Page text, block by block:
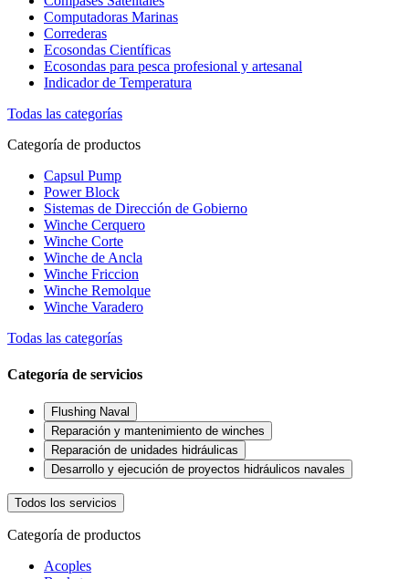
Computadoras Marinas
Correderas
Ecosondas Científicas
Ecosondas para pesca profesional y artesanal
Indicador de Temperatura
Todas las categorías
Categoría de productos
Capsul Pump
Power Block
Sistemas de Dirección de Gobierno
Winche Cerquero
Winche Corte
Winche de Ancla
Winche Friccion
Winche Remolque
Winche Varadero
Todas las categorías
Categoría de servicios
Flushing Naval
Reparación y mantenimiento de winches
Reparación de unidades hidráulicas
Desarrollo y ejecución de proyectos hidráulicos navales
Todos los servicios
Categoría de productos
Acoples